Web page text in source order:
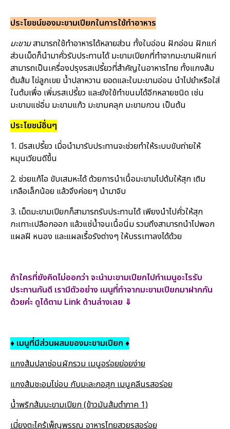
ประโยชน์ของมะขามเปียกในการใช้ทำอาหาร
มะขามสามารถใช้ทำอาหารได้หลายส่วน ทั้งใบอ่อน ฝักอ่อน ฝักแก่
ส่วนเม็ดก็นำมาคั่วรับประทานได้ มะขามเปียกที่ทำจากมะขามฝักแก่
สามารถเป็นเครื่องปรุงรสเปรี้ยวที่สำคัญในอาหารไทย ทั้งแกงส้ม
ต้มส้ม ไข่ลูกเขย น้ำปลาหวาน ยอดและใบมะขามอ่อน นำไปยำหรือใส่
ในต้มเพื่อ เพิ่มรสเปรี้ยว และยังใช้ทำขนมได้อีกหลายชนิด เช่น
มะขามแช่อิ่ม มะขามแก้ว มะขามคลุก มะขามกวน เป็นต้น
ประโยชน์อื่นๆ
1. มีรสเปรี้ยว เมื่อนำมารับประทานจะช่วยทำให้ระบบขับถ่ายให้
หมุนเวียนดีขึ้น
2. ช่วยแก้ไอ ขับเสมหะได้ ด้วยการนำเนื้อมะขามไปต้มให้สุก เติม
เกลือเล็กน้อย แล้วจึงค่อยๆ นำมาจิบ
3. เม็ดมะขามเปียกก็สามารถรับประทานได้ เพียงนำไปคั่วให้สุก
กะเทาะเปลือกออก แล้วแช่น้ำจนเนื้อนิ่ม รวมถึงสามารถนำไปพอก
แผลฝี หนอง และแผลเรื้อรังต่างๆ ให้บรรเทาลงได้ด้วย
ถ้าใครที่ยังคิดไม่ออกว่า จะนำมะขามเปียกไปทำเมนูอะไรรับ
ประทานกันดี เรามีตัวอย่าง เมนูที่ทำจากมะขามเปียกมาฝากกัน
ด้วยค่ะ ดูได้ตาม Link ด้านล่างเลย ⇓
♦ เมนูที่มีส่วนผสมของมะขามเปียก ♦
แกงส้มปลาช่อนผักรวม เมนูอร่อยย่อยง่าย
แกงส้มชะอมไข่อบ กับมะละกอสุก เมนูคลีนรสอร่อย
น้ำพริกส้มมะขามเปียก (ข้าวมันส้มตำภาค 1)
เมี่ยงตะไคร้เพ็ญพรรณ อาหารไทยสวยรสอร่อย